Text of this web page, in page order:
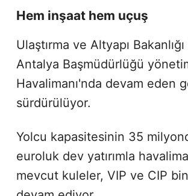
Hem inşaat hem uçuş
Ulaştırma ve Altyapı
Antalya Başmüdürlüğü
Havalimanı'nda devam eden
sürdürülüyor.
Yolcu kapasitesinin 35
euroluk dev yatırımla
mevcut kuleler, VIP ve CIP